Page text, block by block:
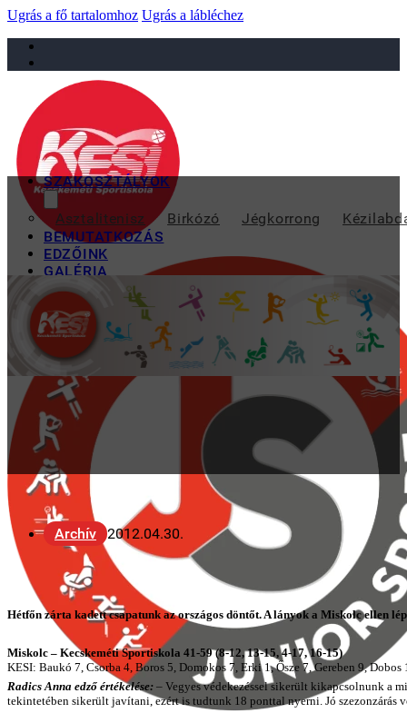
Ugrás a fő tartalomhoz Ugrás a lábléchez
sportiskola@juniorsportkft.hu
SZAKOSZTÁLYOK
Asztalitenisz Birkózó Jégkorrong
BEMUTATKOZÁS
EDZŐINK
GALÉRIA
TAO
KAPCSOLAT
Archív 2012.04.30.
Hétfőn zárta kadett csapatunk az országos döntőt. A lányok a Miskolc ellen
Miskolc – Kecskeméti Sportiskola 41-59 (8-12, 13-15, 4-17, 16-15)
KESI: Baukó 7, Csorba 4, Boros 5, Domokos 7, Erki 1, Ősze 7, Gereben 9, Dobos
Radics Anna edző értékelése: – Vegyes védekezéssel sikerült kikapcsolnunk a
tekintetében sikerült javítani, ezért is tudtunk 18 ponttal nyerni. Jó